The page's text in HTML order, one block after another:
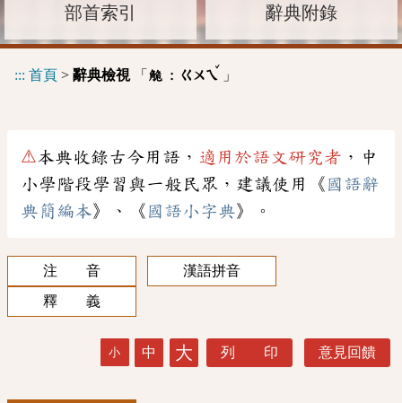
部首索引 辭典附錄
::: 首頁 > 辭典檢視「 觤 : ㄍㄨㄟ
ˇ
」
⚠本典收錄古今用語， 適用於語文研究者 ，中
小學階段學習與一般民眾，建議使用《 國語辭
典簡編本》、《 國語小字典》。
注 音
漢語拼音
釋 義
小 中 大 列 印 意見回饋